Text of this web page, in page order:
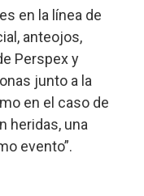
en la línea de
anteojos,
Perspex y
junto a la
en el caso de
heridas, una
evento”.